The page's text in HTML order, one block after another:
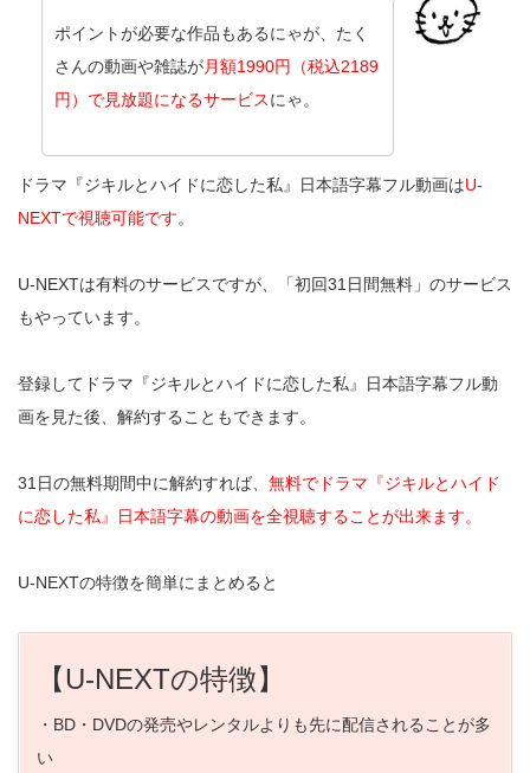
ポイントが必要な作品もあるにゃが、たく
さんの動画や雑誌が月額1990円（税込2189
円）で見放題になるサービスにゃ。
ドラマ『ジキルとハイドに恋した私』日本語字幕フル動画はU-
NEXTで視聴可能です。
U-NEXTは有料のサービスですが、「初回31日間無料」のサービス
もやっています。
登録してドラマ『ジキルとハイドに恋した私』日本語字幕フル動
画を見た後、解約することもできます。
31日の無料期間中に解約すれば、 無料でドラマ『ジキルとハイド
に恋した私』日本語字幕の動画を全視聴することが出来ます。
U-NEXTの特徴を簡単にまとめると
【U-NEXTの特徴】
・BD・DVDの発売やレンタルよりも先に配信されることが多
い